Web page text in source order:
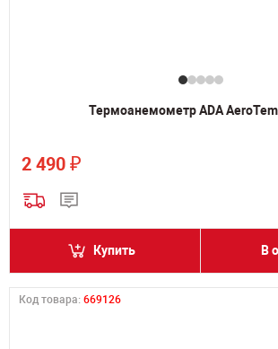
Термоанемометр ADA
2 490 ₽
Купить В
Код товара: 669126